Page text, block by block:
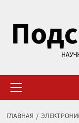
содержимому
меню
ГЛАВНАЯ